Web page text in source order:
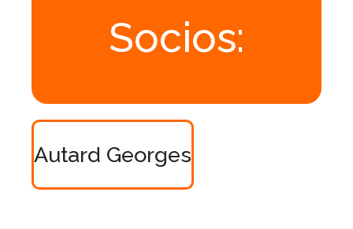
Socios:
Autard Georges